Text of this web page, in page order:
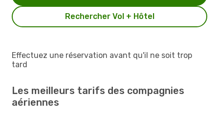
Rechercher Vol + Hôtel
Effectuez une réservation avant qu'il ne soit trop
tard
Les meilleurs tarifs des compagnies
aériennes